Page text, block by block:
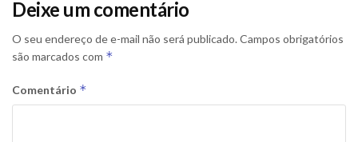
Deixe um comentário
O seu endereço de e-mail não será publicado. Campos obrigatórios
são marcados com *
Comentário *